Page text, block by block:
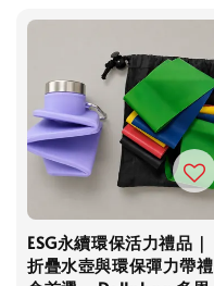
ESG永續環保活力禮品｜
折疊水壺與環保彈力帶禮